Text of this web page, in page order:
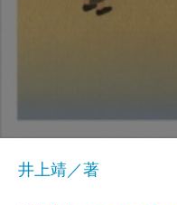
井上靖／著